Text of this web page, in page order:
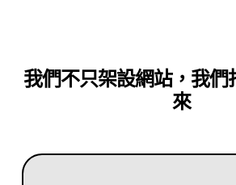
我們不只架設網站，我們
來